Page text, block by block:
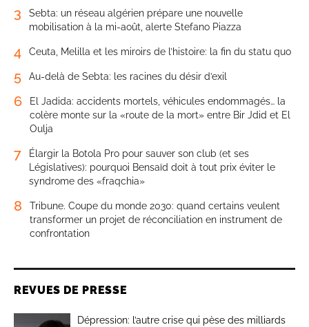
3
Sebta: un réseau algérien prépare une nouvelle
mobilisation à la mi-août, alerte Stefano Piazza
4 Ceuta, Melilla et les miroirs de l’histoire: la fin du statu quo
5 Au-delà de Sebta: les racines du désir d’exil
6
El Jadida: accidents mortels, véhicules endommagés… la
colère monte sur la «route de la mort» entre Bir Jdid et El
Oulja
7
Élargir la Botola Pro pour sauver son club (et ses
Législatives): pourquoi Bensaïd doit à tout prix éviter le
syndrome des «fraqchia»
8
Tribune. Coupe du monde 2030: quand certains veulent
transformer un projet de réconciliation en instrument de
confrontation
REVUES DE PRESSE
Dépression: l’autre crise qui pèse des milliards